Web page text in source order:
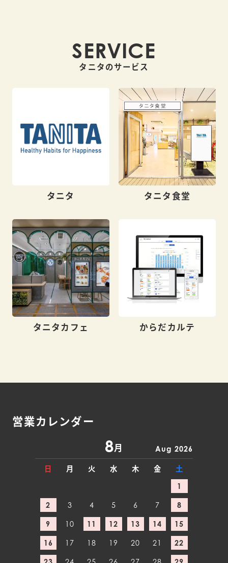
SERVICE
タニタのサービス
タニタ タニタ食堂
タニタカフェ からだカルテ
営業カレンダー
8月 Aug 2026
日 月 火 水 木 金
土
1
2 3 4 5 6 7 8
9 10 11 12 13 14 15
16 17 18 19 20 21 22